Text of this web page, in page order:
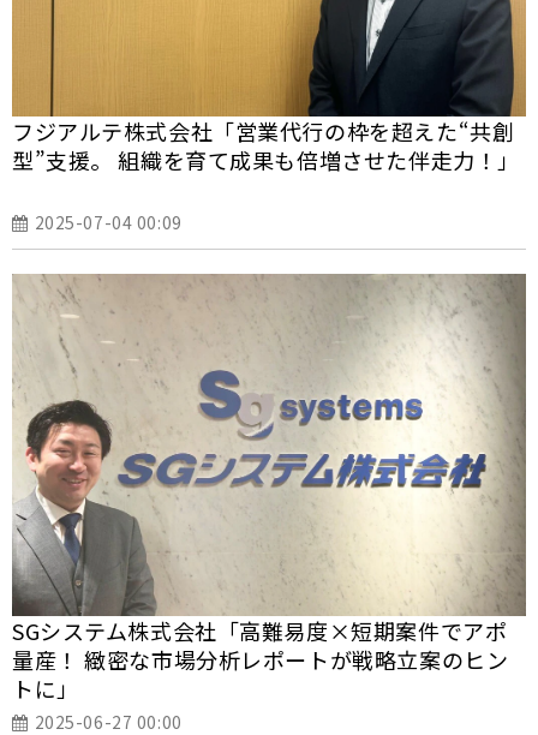
フジアルテ株式会社「営業代行の枠を超えた“共創
型”支援。 組織を育て成果も倍増させた伴走力！」
2025-07-04 00:09
SGシステム株式会社「高難易度×短期案件でアポ
量産！ 緻密な市場分析レポートが戦略立案のヒン
トに」
2025-06-27 00:00